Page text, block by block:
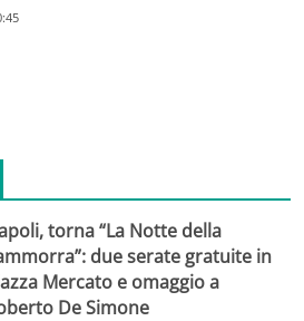
torna “La Notte della
due serate gratuite in
Mercato e omaggio a
De Simone